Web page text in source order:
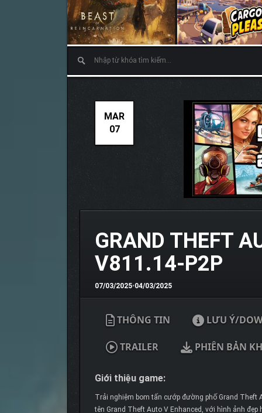
MAR
07
GRAND THEFT
V811.14-P2P
07/03/2025•04/03/2025
THÔNG TIN LƯU Ý/
TRAILER PHIÊN BẢN
Giới thiệu game:
Trải nghiệm bom tấn cướp đường phố Grand Theft
tên Grand Theft Auto V Enhanced, với hình ảnh